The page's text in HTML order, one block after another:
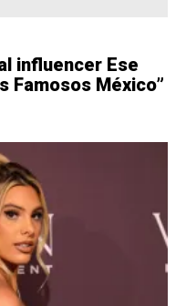
influencer Ese
Famosos México”